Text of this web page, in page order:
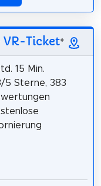
Ticket*
15 Min.
5 Sterne, 383